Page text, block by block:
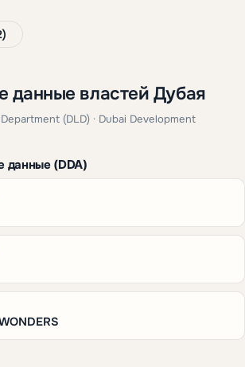
данные властей Дубая
(DLD) · Dubai Development
данные (DDA)